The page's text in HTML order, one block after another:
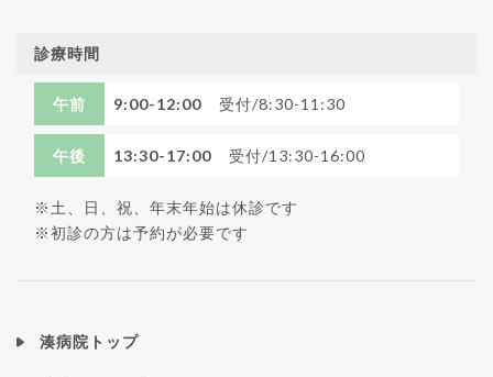
診療時間
午前 9:00-12:00 受付/8:30-11:30
午後 13:30-17:00 受付/13:30-16:00
※土、日、祝、年末年始は休診です
※初診の方は予約が必要です
湊病院トップ